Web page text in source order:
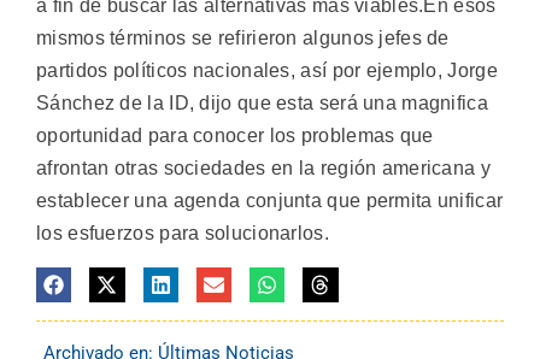
a fin de buscar las alternativas más viables.En esos
mismos términos se refirieron algunos jefes de
partidos políticos nacionales, así por ejemplo, Jorge
Sánchez de la ID, dijo que esta será una magnifica
oportunidad para conocer los problemas que
afrontan otras sociedades en la región americana y
establecer una agenda conjunta que permita unificar
los esfuerzos para solucionarlos.
Archivado en: Últimas Noticias